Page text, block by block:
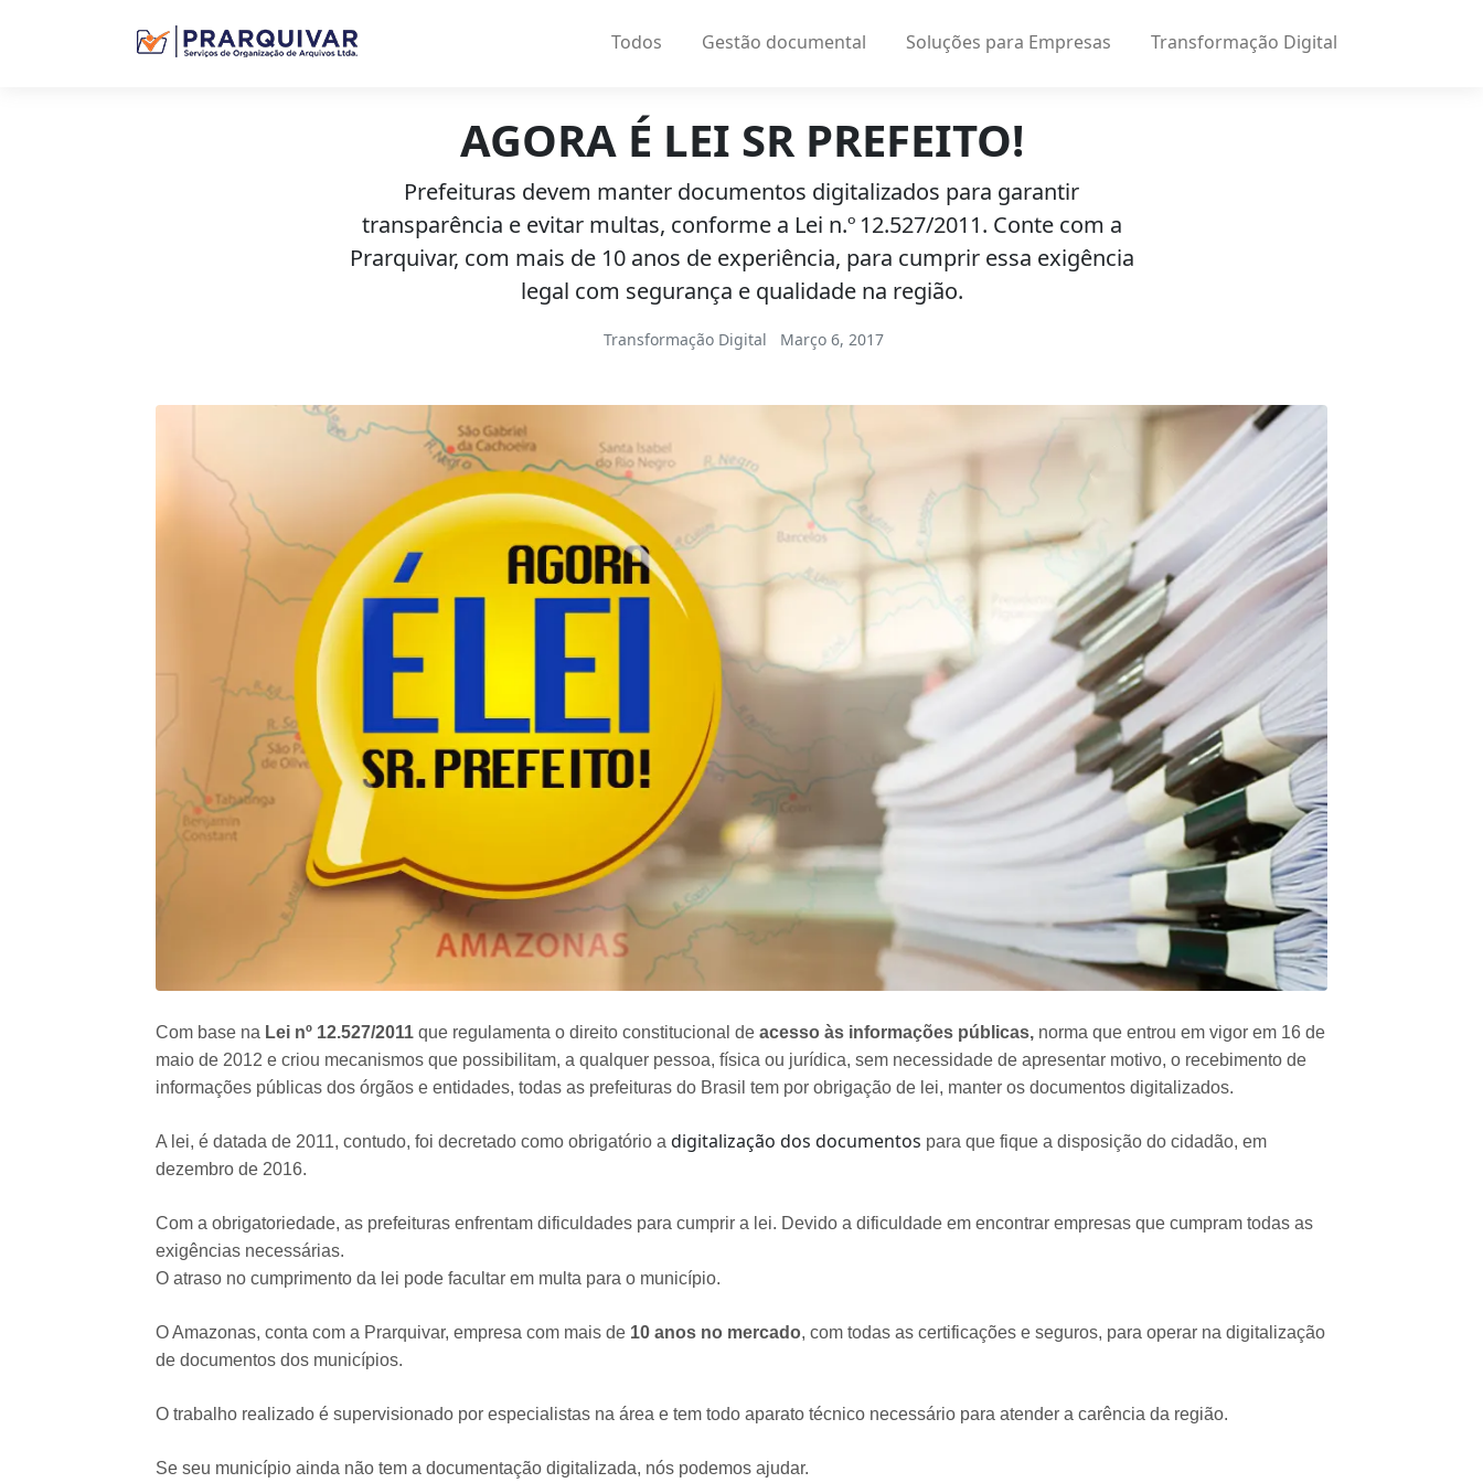
Todos Gestão documental Soluções para Empresas Transformação Digital
AGORA É LEI SR PREFEITO!
Prefeituras devem manter documentos digitalizados para garantir
transparência e evitar multas, conforme a Lei n.º 12.527/2011. Conte com a
Prarquivar, com mais de 10 anos de experiência, para cumprir essa exigência
legal com segurança e qualidade na região.
Transformação Digital Março 6, 2017
Com base na Lei nº 12.527/2011 que regulamenta o direito constitucional de acesso às informações públicas, norma que entrou em vigor em 16 de
maio de 2012 e criou mecanismos que possibilitam, a qualquer pessoa, física ou jurídica, sem necessidade de apresentar motivo, o recebimento de
informações públicas dos órgãos e entidades, todas as prefeituras do Brasil tem por obrigação de lei, manter os documentos digitalizados.
A lei, é datada de 2011, contudo, foi decretado como obrigatório a digitalização dos documentos para que fique a disposição do cidadão, em
dezembro de 2016.
Com a obrigatoriedade, as prefeituras enfrentam dificuldades para cumprir a lei. Devido a dificuldade em encontrar empresas que cumpram todas as
exigências necessárias.
O atraso no cumprimento da lei pode facultar em multa para o município.
O Amazonas, conta com a Prarquivar, empresa com mais de 10 anos no mercado, com todas as certificações e seguros, para operar na digitalização
de documentos dos municípios.
O trabalho realizado é supervisionado por especialistas na área e tem todo aparato técnico necessário para atender a carência da região.
Se seu município ainda não tem a documentação digitalizada, nós podemos ajudar.